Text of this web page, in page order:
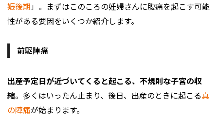
娠後期」。まずはこのころの妊婦さんに腹痛を起こす可能
性がある要因をいくつか紹介します。
前駆陣痛
出産予定日が近づいてくると起こる、不規則な子宮の収
縮。多くはいったん止まり、後日、出産のときに起こる真
の陣痛が始まります。